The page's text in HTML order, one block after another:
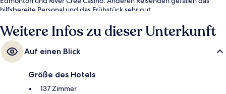
hilfsbereite Personal und das Frühstück sehr gut.
Weitere Infos zu dieser Unterkunft
Auf einen Blick
Größe des Hotels
137 Zimmer